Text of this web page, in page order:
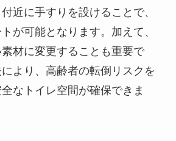
近に手すりを設けることで、
が可能となります。加えて、
材に変更することも重要で
より、高齢者の転倒リスクを
なトイレ空間が確保できま